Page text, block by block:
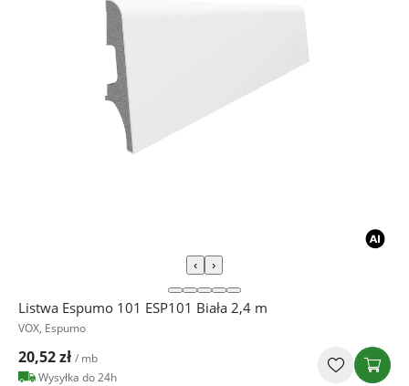
‹ ›
Listwa Espumo 101 ESP101 Biała 2,4 m
VOX, Espumo
20,52 zł / mb
Wysyłka do 24h